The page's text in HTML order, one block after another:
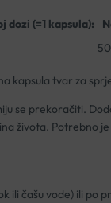
dozi (=1 kapsula):
kapsula tvar za
se prekoračiti.
života. Potrebno
ili čašu vode) ili po